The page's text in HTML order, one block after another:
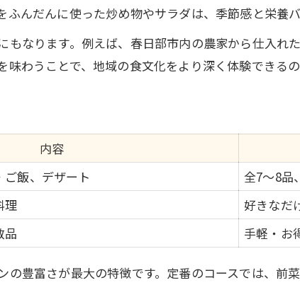
コスパ抜群の中華コース比較早見表
リーズナブルな中華コースの魅力解説
食べ放題中華コースで満足度を上げるコツ
春日部市で満喫する贅沢中華の味とひととき
贅沢中華コース内容と満足度比較表
本格中華で過ごす春日部の特別な時間
高級食材を使った中華コースの楽しみ方
春日部で味わう贅沢中華の魅力とは
特別な日に選びたい中華コースの極意
んだんに使った炒め物やサラダは、季節感と栄養
もなります。例えば、春日部市内の農家から仕入れ
味わうことで、地域の食文化をより深く体験できる
内容
飯、デザート
全7～8品
理
好きなだ
品 手軽・お
豊富さが最大の特徴です。定番のコースでは、前
ご予約はこちら
ご予約はこちら